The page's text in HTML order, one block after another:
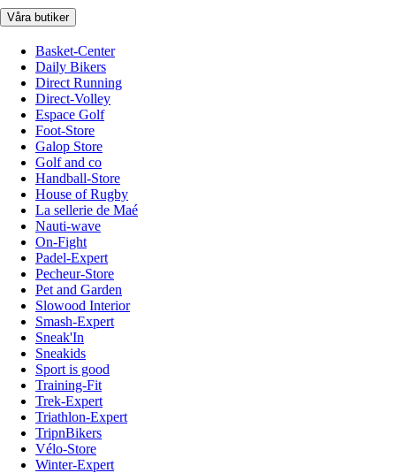
Våra butiker
Basket-Center
Daily Bikers
Direct Running
Direct-Volley
Espace Golf
Foot-Store
Galop Store
Golf and co
Handball-Store
House of Rugby
La sellerie de Maé
Nauti-wave
On-Fight
Padel-Expert
Pecheur-Store
Pet and Garden
Slowood Interior
Smash-Expert
Sneak'In
Sneakids
Sport is good
Training-Fit
Trek-Expert
Triathlon-Expert
TripnBikers
Vélo-Store
Winter-Expert